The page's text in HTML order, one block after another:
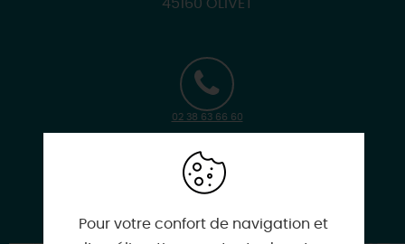
45160 OLIVET
02 38 63 66 60
Pour votre confort de navigation et